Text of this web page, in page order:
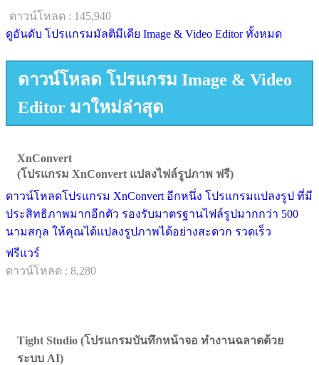
ดาวน์โหลด : 145,940
ดูอันดับ โปรแกรมมัลติมีเดีย Image & Video Editor ทั้งหมด
ดาวน์โหลด โปรแกรม Image & Video
Editor มาใหม่ล่าสุด
XnConvert
(โปรแกรม XnConvert แปลงไฟล์รูปภาพ ฟรี)
ดาวน์โหลดโปรแกรม XnConvert อีกหนึ่ง โปรแกรมแปลงรูป ที่มี
ประสิทธิภาพมากอีกตัว รองรับมาตรฐานไฟล์รูปมากกว่า 500
นามสกุล ให้คุณได้แปลงรูปภาพได้อย่างสะดวก รวดเร็ว
ฟรีแวร์
ดาวน์โหลด : 8,280
Tight Studio (โปรแกรมบันทึกหน้าจอ ทำงานฉลาดด้วย
ระบบ AI)